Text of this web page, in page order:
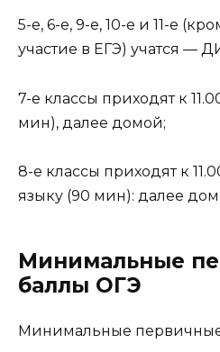
5-е, 6-е, 9-е, 10-е и 11-е
участие в ЕГЭ) учатся
7-е классы приходят к
мин), далее домой;
8-е классы приходят к
языку (90 мин): далее
Минимальные
баллы ОГЭ
Минимальные